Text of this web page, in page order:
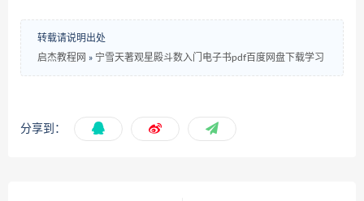
转载请说明出处
启杰教程网 » 宁雪天著观星殿斗数入门电子书pdf百度网盘下载学习
分享到：